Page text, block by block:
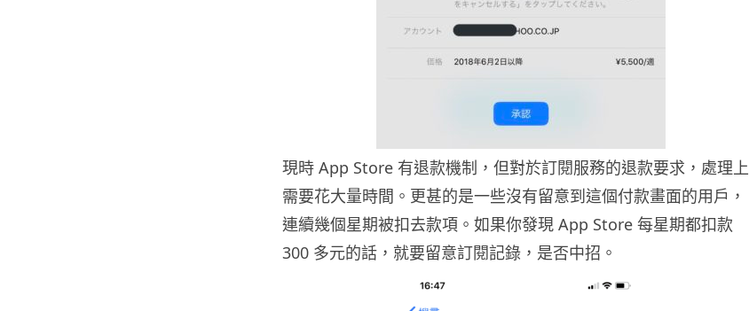
現時 App Store 有退款機制，但對於訂閱服務的退款要求，處理上
需要花大量時間。更甚的是一些沒有留意到這個付款畫面的用戶，
連續幾個星期被扣去款項。如果你發現 App Store 每星期都扣款
300 多元的話，就要留意訂閱記錄，是否中招。